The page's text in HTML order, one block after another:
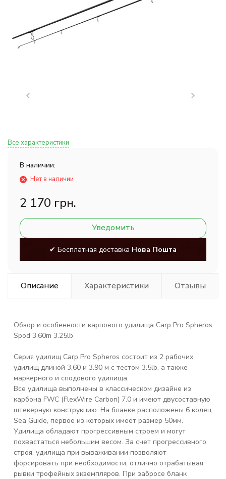
Все характеристики
В наличии:
Нет в наличии
2 170 грн.
Уведомить
✔ Бесплатная доставка Нова Пошта
Описание Характеристики Отзывы
Обзор и особенности карпового удилища Carp Pro Spheros
Spod 3,60m 3.25lb
Серия удилищ Carp Pro Spheros состоит из 2 рабочих
удилищ длиной 3,60 и 3.90 м с тестом 3.5lb, а также
маркерного и сподового удилища.
Все удилища выполнены в классическом дизайне из
карбона FWC (FlexWire Carbon) 7.0 и имеют двусоставную
штекерную конструкцию. На бланке расположены 6 колец
Sea Guide, первое из которых имеет размер 50мм.
Удилища обладают прогрессивным строем и могут
похвастаться небольшим весом. За счет прогрессивного
строя, удилища при вываживании позволяют
форсировать при необходимости, отлично отрабатывая
рывки трофейных экземпляров. При забросе бланк